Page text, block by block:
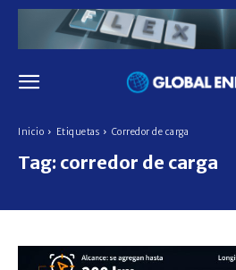
Inicio Etiquetas Corredor de carga
Tag: corredor de carga